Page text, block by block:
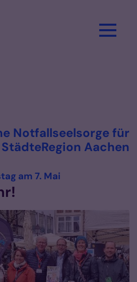
Notfallseelsorge für
Aachen
am 7. Mai